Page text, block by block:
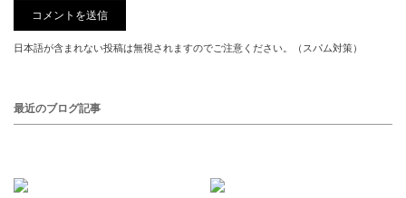
日本語が含まれない投稿は無視されますのでご注意ください。（スパム対策）
最近のブログ記事